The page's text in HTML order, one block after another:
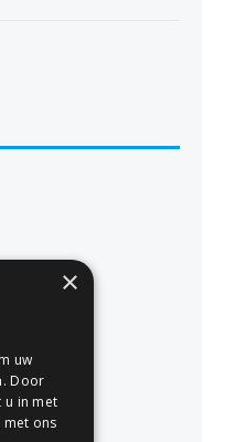
×
uw
Door
u in met
ons